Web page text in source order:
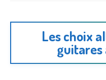
Les choix
guitares